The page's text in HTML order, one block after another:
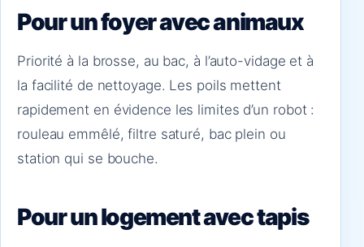
Pour un foyer avec animaux
Priorité à la brosse, au bac, à l’auto-vidage et à
la facilité de nettoyage. Les poils mettent
rapidement en évidence les limites d’un robot :
rouleau emmêlé, filtre saturé, bac plein ou
station qui se bouche.
Pour un logement avec tapis